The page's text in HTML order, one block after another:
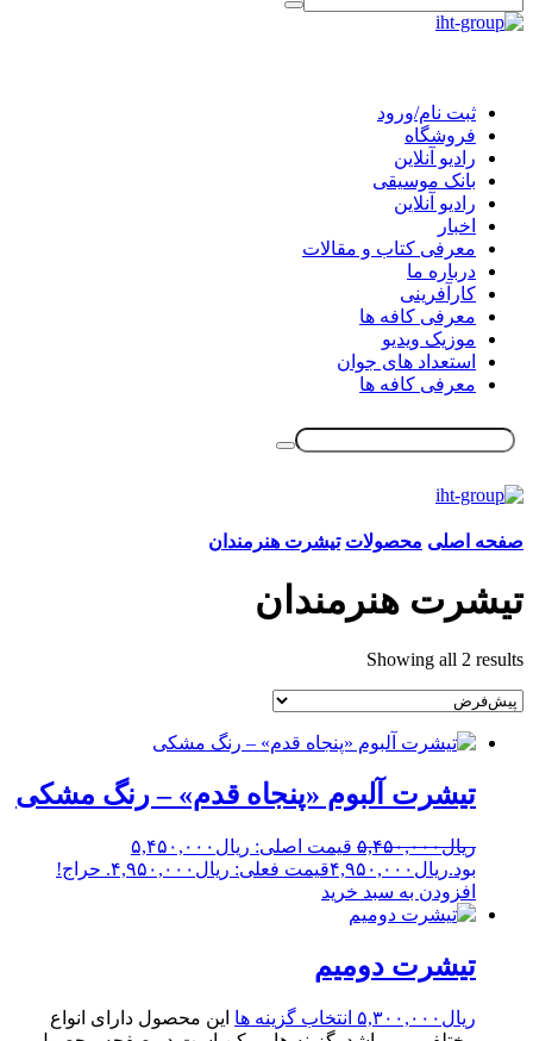
ثبت نام/ورود
فروشگاه
رادیو آنلاین
بانک موسیقی
رادیو آنلاین
اخبار
معرفی کتاب و مقالات
درباره ما
کارآفرینی
معرفی کافه ها
موزیک ویدیو
استعداد های جوان
معرفی کافه ها
صفحه اصلی محصولات تیشرت هنرمندان
تیشرت هنرمندان
Showing all 2 results
تیشرت آلبوم «پنجاه قدم» – رنگ مشکی
ریال۵,۴۵۰,۰۰۰
قیمت اصلی: ریال۵,۴۵۰,۰۰۰
بود.ریال ۴,۹۵۰,۰۰۰قیمت فعلی: ریال۴,۹۵۰,۰۰۰.
حراج!
افزودن به سبد خرید
تیشرت دومیم
ریال ۵,۳۰۰,۰۰۰ انتخاب گزینه ها این محصول دارای انواع